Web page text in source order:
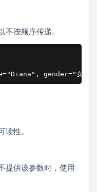
不按顺序传递。
gender="女")
读性。
提供该参数时，使用